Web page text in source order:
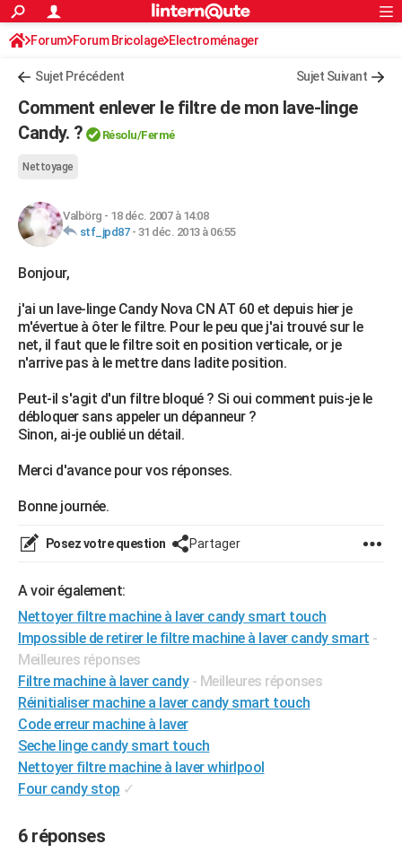
ACTUALITÉS
Politique
Société
Faits Divers
Education
Monde
Villes
+
Programme TV
TNTStreaming
Cinéma
Sorties cinéma
Musique
+FINANCE
Retraite
Impôts
Epargne
Immobilier
Risques naturels par ville
Banque
Assurance
Crédit
AUTO
Essais
Réserver un essai
Citadines
Berlines
SUV
Forum auto
HIGH-TECH
Mobiles
Meilleur smartphone
Internet
Ordinateurs
Jeux vidéo
Guide high-tech
+BRICOLAGE
Forum
Aménagement intérieur
Extérieur
Cuisine
Salle de bains
Jardinage
Rangement
WEEK-END
Guides de France
Escapades
Patrimoine
Expositions
Musées
Week-end nature
+
LIFESTYLE
Art de vivre
Bien-être
Loisirs
Mode
Modes de vie
SANTE
Destinations
City break
Voyage nature
Voyage de noces
Forum
Climat
+PHOTO
CARTE DE VOEUX
Dictionnaire
Biographies
Expressions
Proverbes
COPAINS D'AVANT
S'inscrire
Se connecter
Lycées
Collèges
Primaires
Universités
Entreprises
Service militaire
Avis de recherche
AVIS DE DÉCÈS
FORUM
Bricolage
Lifestyle
Culture
Sport
Auto
Television
Voyage
Cinema
S'inscrire
Connexion
Forum Forum Bricolage Electroménager
Sujet Précédent Sujet Suivant
Comment enlever le filtre de mon lave-linge
Candy. ?
Résolu/Fermé
Nettoyage
Valbörg - 18 déc. 2007 à 14:08
stf_jpd87- 31 déc. 2013 à 06:55
Bonjour,
j'ai un lave-linge Candy Nova CN AT 60 et depuis hier je
m'évertue à ôter le filtre. Pour le peu que j'ai trouvé sur le
net, il faut que le filtre soit en position verticale, or je
n'arrive pas à le mettre dans ladite position.
Peut-il s'agit d'un filtre bloqué ? Si oui comment puis-je le
débloquer sans appeler un dépanneur ?
Sinon, ai-je oublié un détail.
Merci d'avance pour vos réponses.
Bonne journée.
Posez votre question Partager
A voir également:
Nettoyer filtre machine à laver candy smart touch
Impossible de retirer le filtre machine à laver candy smart -
Meilleures réponses
Filtre machine à laver candy - Meilleures réponses
Réinitialiser machine a laver candy smart touch
Code erreur machine à laver
Seche linge candy smart touch
Nettoyer filtre machine à laver whirlpool
Four candy stop ✓
6 réponses